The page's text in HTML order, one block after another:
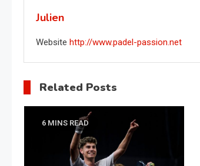
l’article
Julien
Website http://www.padel-passion.net
Related Posts
6 MINS READ